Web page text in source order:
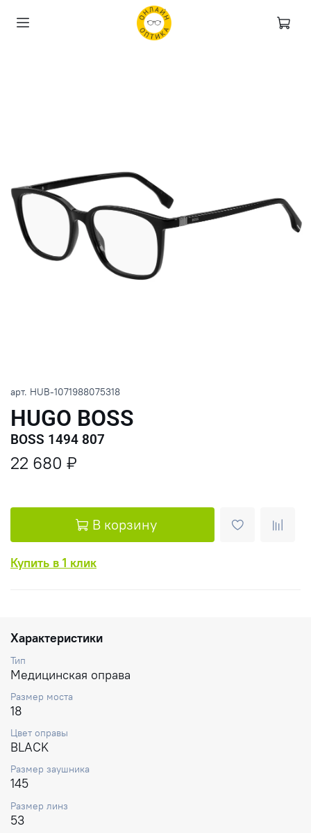
арт. HUB-1071988075318
HUGO BOSS
BOSS 1494 807
22 680 ₽
В корзину
Купить в 1 клик
Характеристики
Тип
Медицинская оправа
Размер моста
18
Цвет оправы
BLACK
Размер заушника
145
Размер линз
53